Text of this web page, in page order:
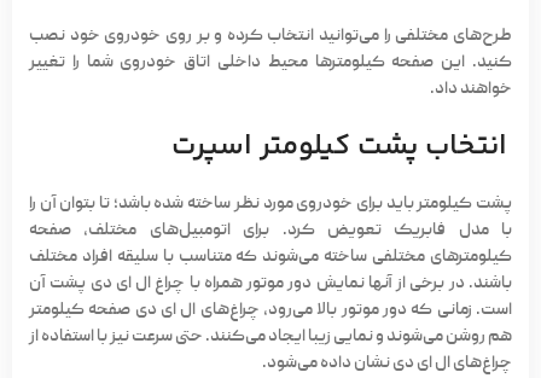
طرح‌های مختلفی را می‌توانید انتخاب کرده و بر روی خودروی خود نصب
کنید. این صفحه کیلومترها محیط داخلی اتاق خودروی شما را تغییر
خواهند داد.
انتخاب پشت کیلومتر اسپرت
پشت کیلومتر باید برای خودروی مورد نظر ساخته شده باشد؛ تا بتوان آن را
با مدل فابریک تعویض کرد. برای اتومبیل‌های مختلف، صفحه
کیلومترهای مختلفی ساخته می‌شوند که متناسب با سلیقه افراد مختلف
باشند. در برخی از آنها نمایش دور موتور همراه با چراغ ال ای دی پشت آن
است. زمانی که دور موتور بالا می‌رود، چراغ‌های ال ای دی صفحه کیلومتر
هم روشن می‌شوند و نمایی زیبا ایجاد می‌کنند. حتی سرعت نیز با استفاده از
چراغ‌های ال ای دی نشان داده می‌شود.